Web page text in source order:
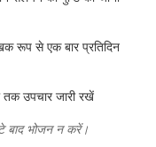
रूप से एक बार प्रतिदिन
तक उपचार जारी रखें
बाद भोजन न करें।